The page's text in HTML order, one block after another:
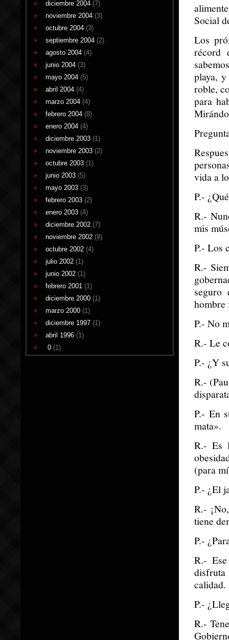
diciembre 2004 (7)
noviembre 2004 (3)
octubre 2004 (3)
septiembre 2004 (2)
agosto 2004 (4)
junio 2004 (3)
mayo 2004 (5)
abril 2004 (4)
marzo 2004 (4)
febrero 2004 (8)
enero 2004 (4)
diciembre 2003 (1)
noviembre 2003 (2)
octubre 2003 (1)
junio 2003 (5)
mayo 2003 (3)
febrero 2003 (2)
enero 2003 (4)
diciembre 2002 (7)
noviembre 2002 (8)
octubre 2002 (4)
julio 2002 (1)
junio 2002 (1)
febrero 2001 (1)
diciembre 2000 (1)
marzo 2000 (1)
diciembre 1997 (1)
abril 1996 (1)
0 (1)
Social
Los
récord
playa,
roble,
para
vida a
P.-
R.-
mis
P.- Los
R.-
seguro
hombre
P.- No
R.- Le
P.- ¿Y
R.-
P.- En
mata».
R.- Es
(para
P.- ¿El
R.-
tiene
P.-
R.-
calidad.
P.-
R.-